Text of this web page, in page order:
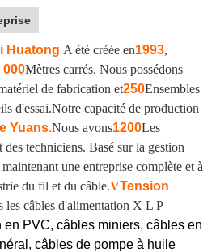
Huatong A été créée en1993,
000Mètres carrés. Nous possédons
de fabrication et250Ensembles
d'essai.Notre capacité de production
Yuans.Nous avons1200Les
des techniciens. Basé sur la gestion
une entreprise complète et à
du fil et du câble.VTension
les câbles d'alimentation X L P
PVC, câbles miniers, câbles en
câbles de pompe à huile